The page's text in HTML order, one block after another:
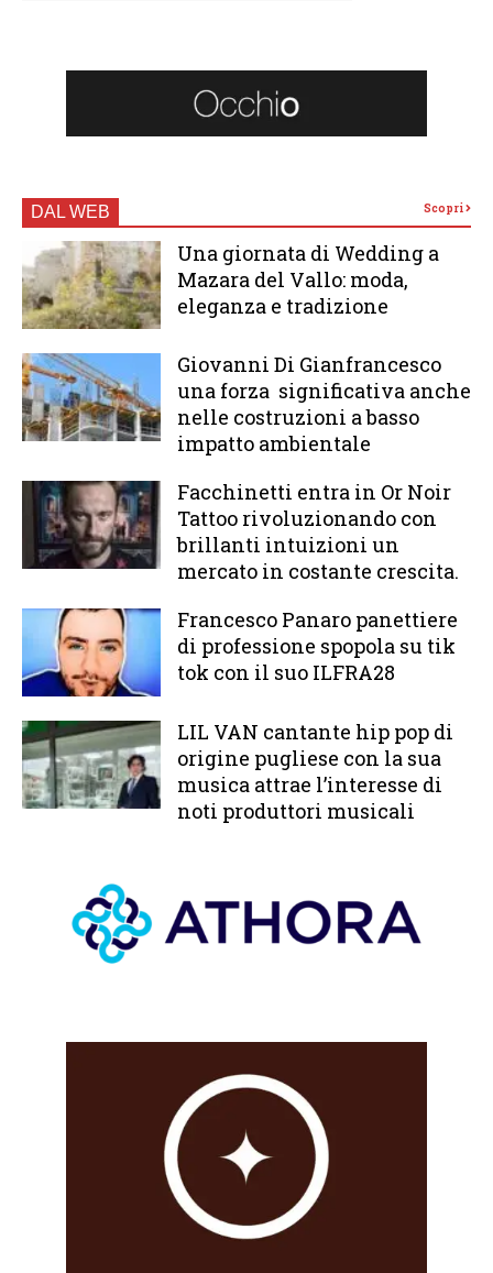
DAL WEB Scopri
Una giornata di Wedding a
Mazara del Vallo: moda,
eleganza e tradizione
Giovanni Di Gianfrancesco
una forza significativa anche
nelle costruzioni a basso
impatto ambientale
Facchinetti entra in Or Noir
Tattoo rivoluzionando con
brillanti intuizioni un
mercato in costante crescita.
Francesco Panaro panettiere
di professione spopola su tik
tok con il suo ILFRA28
LIL VAN cantante hip pop di
origine pugliese con la sua
musica attrae l’interesse di
noti produttori musicali